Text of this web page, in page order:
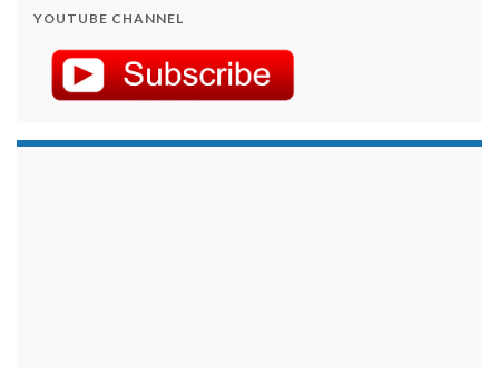
YOUTUBE CHANNEL